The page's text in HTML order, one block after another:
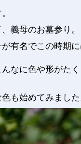
義母のお墓参り。
有名でこの時期
なに色や形がた
も始めてみまし